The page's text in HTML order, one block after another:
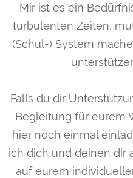
Mir ist es ein
turbulenten Zeiten,
(Schul-) System
Falls du dir
Begleitung für eurem
hier noch einmal
ich dich und deinen dir
auf eurem